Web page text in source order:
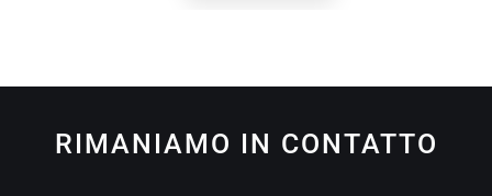
RIMANIAMO IN CONTATTO